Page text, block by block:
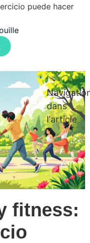
puede hacer
fitness:
dans
l'article